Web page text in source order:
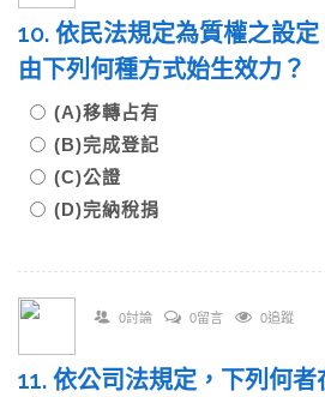
10. 依民法規定為質權之設
由下列何種方式始生效力？
(A)移轉占有
(B)完成登記
(C)公證
(D)完納稅捐
0討論 0留言 0追蹤
11. 依公司法規定，下列何者